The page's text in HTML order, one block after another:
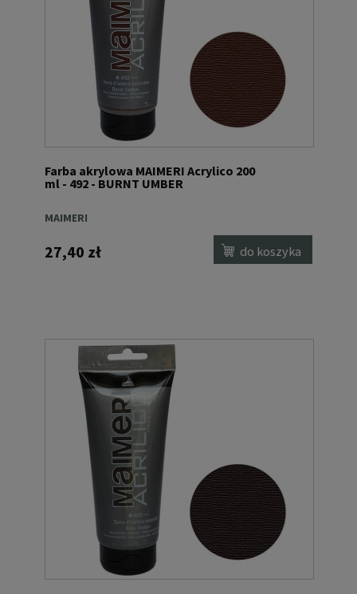
Farba akrylowa MAIMERI Acrylico 200
ml - 492 - BURNT UMBER
MAIMERI
27,40 zł do koszyka